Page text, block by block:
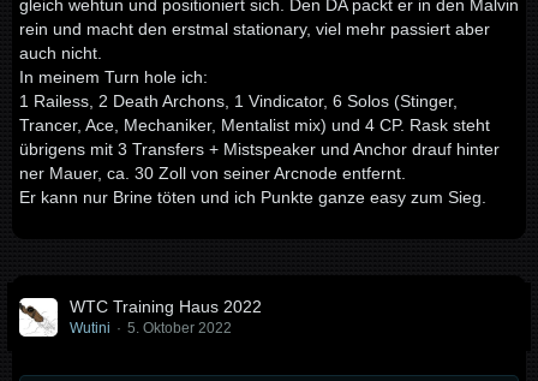
gleich wehtun und positioniert sich. Den DA packt er in den Malvin
rein und macht den erstmal stationary, viel mehr passiert aber
auch nicht.
In meinem Turn hole ich:
1 Railess, 2 Death Archons, 1 Vindicator, 6 Solos (Stinger,
Trancer, Ace, Mechaniker, Mentalist mix) und 4 CP. Rask steht
übrigens mit 3 Transfers + Mistspeaker und Anchor drauf hinter
ner Mauer, ca. 30 Zoll von seiner Arcnode entfernt.
Er kann nur Brine töten und ich Punkte ganze easy zum Sieg.
WTC Training Haus 2022
Wutini 5. Oktober 2022